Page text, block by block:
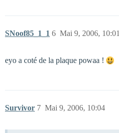
SNoof85_1_1 Mai 9, 2006, 10:01
6
eyo a coté de la plaque powaa !
Survivor Mai 9, 2006, 10:04
7